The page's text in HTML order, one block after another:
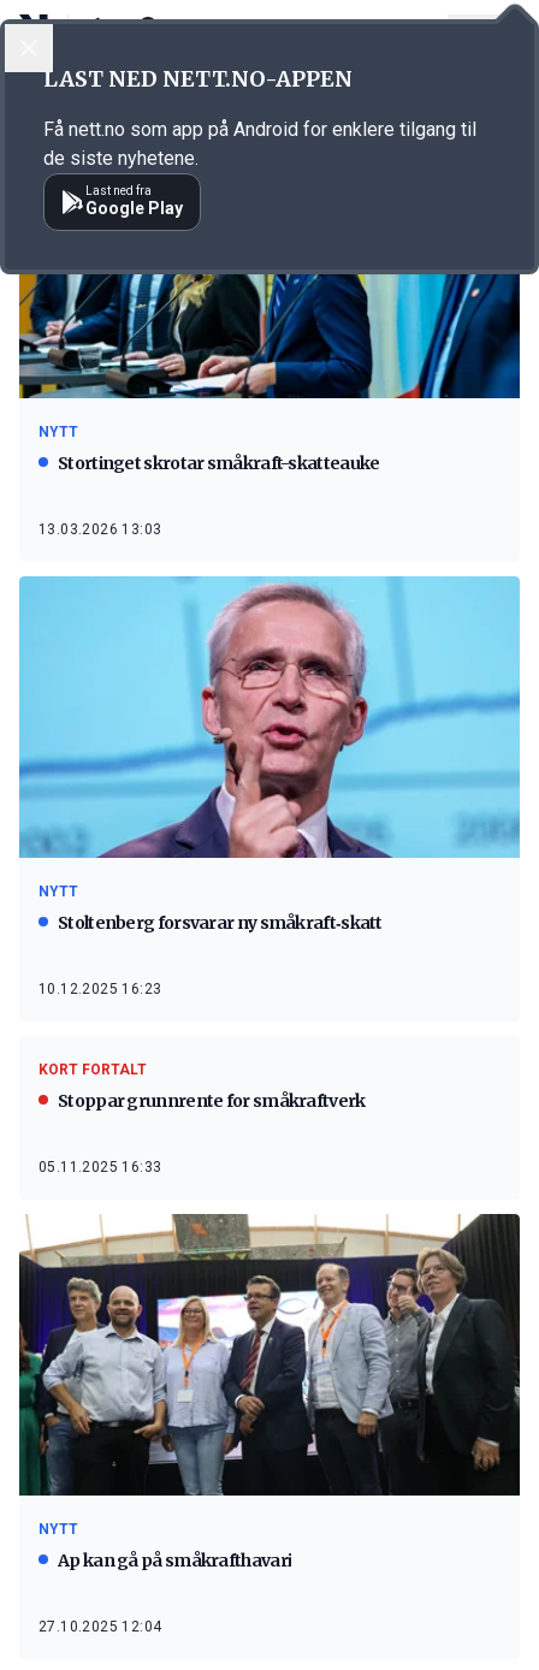
Emne: småkraftverk
NYTT
Stortinget skrotar småkraft-skatteauke
13.03.2026 13:03
NYTT
Stoltenberg forsvarar ny småkraft‑skatt
10.12.2025 16:23
KORT FORTALT
Stoppar grunnrente for småkraftverk
05.11.2025 16:33
NYTT
Ap kan gå på småkrafthavari
27.10.2025 12:04
LAST NED NETT.NO-APPEN
Få nett.no som app på Android for enklere tilgang til
de siste nyhetene.
Last ned fra
Google Play